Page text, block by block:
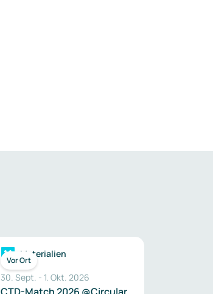
Vor Ort
Materialien
30. Sept. - 1. Okt. 2026